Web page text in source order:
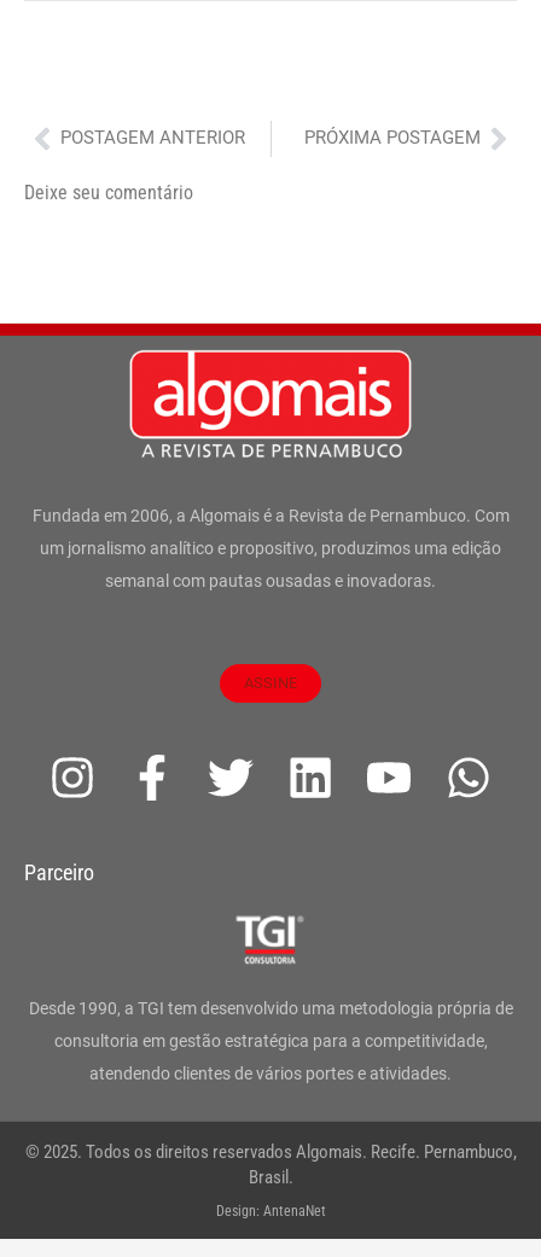
Anterior
POSTAGEM ANTERIOR PRÓXIMA POSTAGEM
Deixe seu comentário
Fundada em 2006, a Algomais é a Revista de Pernambuco. Com
um jornalismo analítico e propositivo, produzimos uma edição
semanal com pautas ousadas e inovadoras.
ASSINE
I
s
g
r
a
m
F
a
o
o
k
-
T
t
e
r
L
d
i
n
Y
b
e
W
a
p
Parceiro
Desde 1990, a TGI tem desenvolvido uma metodologia própria de
consultoria em gestão estratégica para a competitividade,
atendendo clientes de vários portes e atividades.
© 2025. Todos os direitos reservados Algomais. Recife. Pernambuco,
Brasil.
Design: AntenaNet